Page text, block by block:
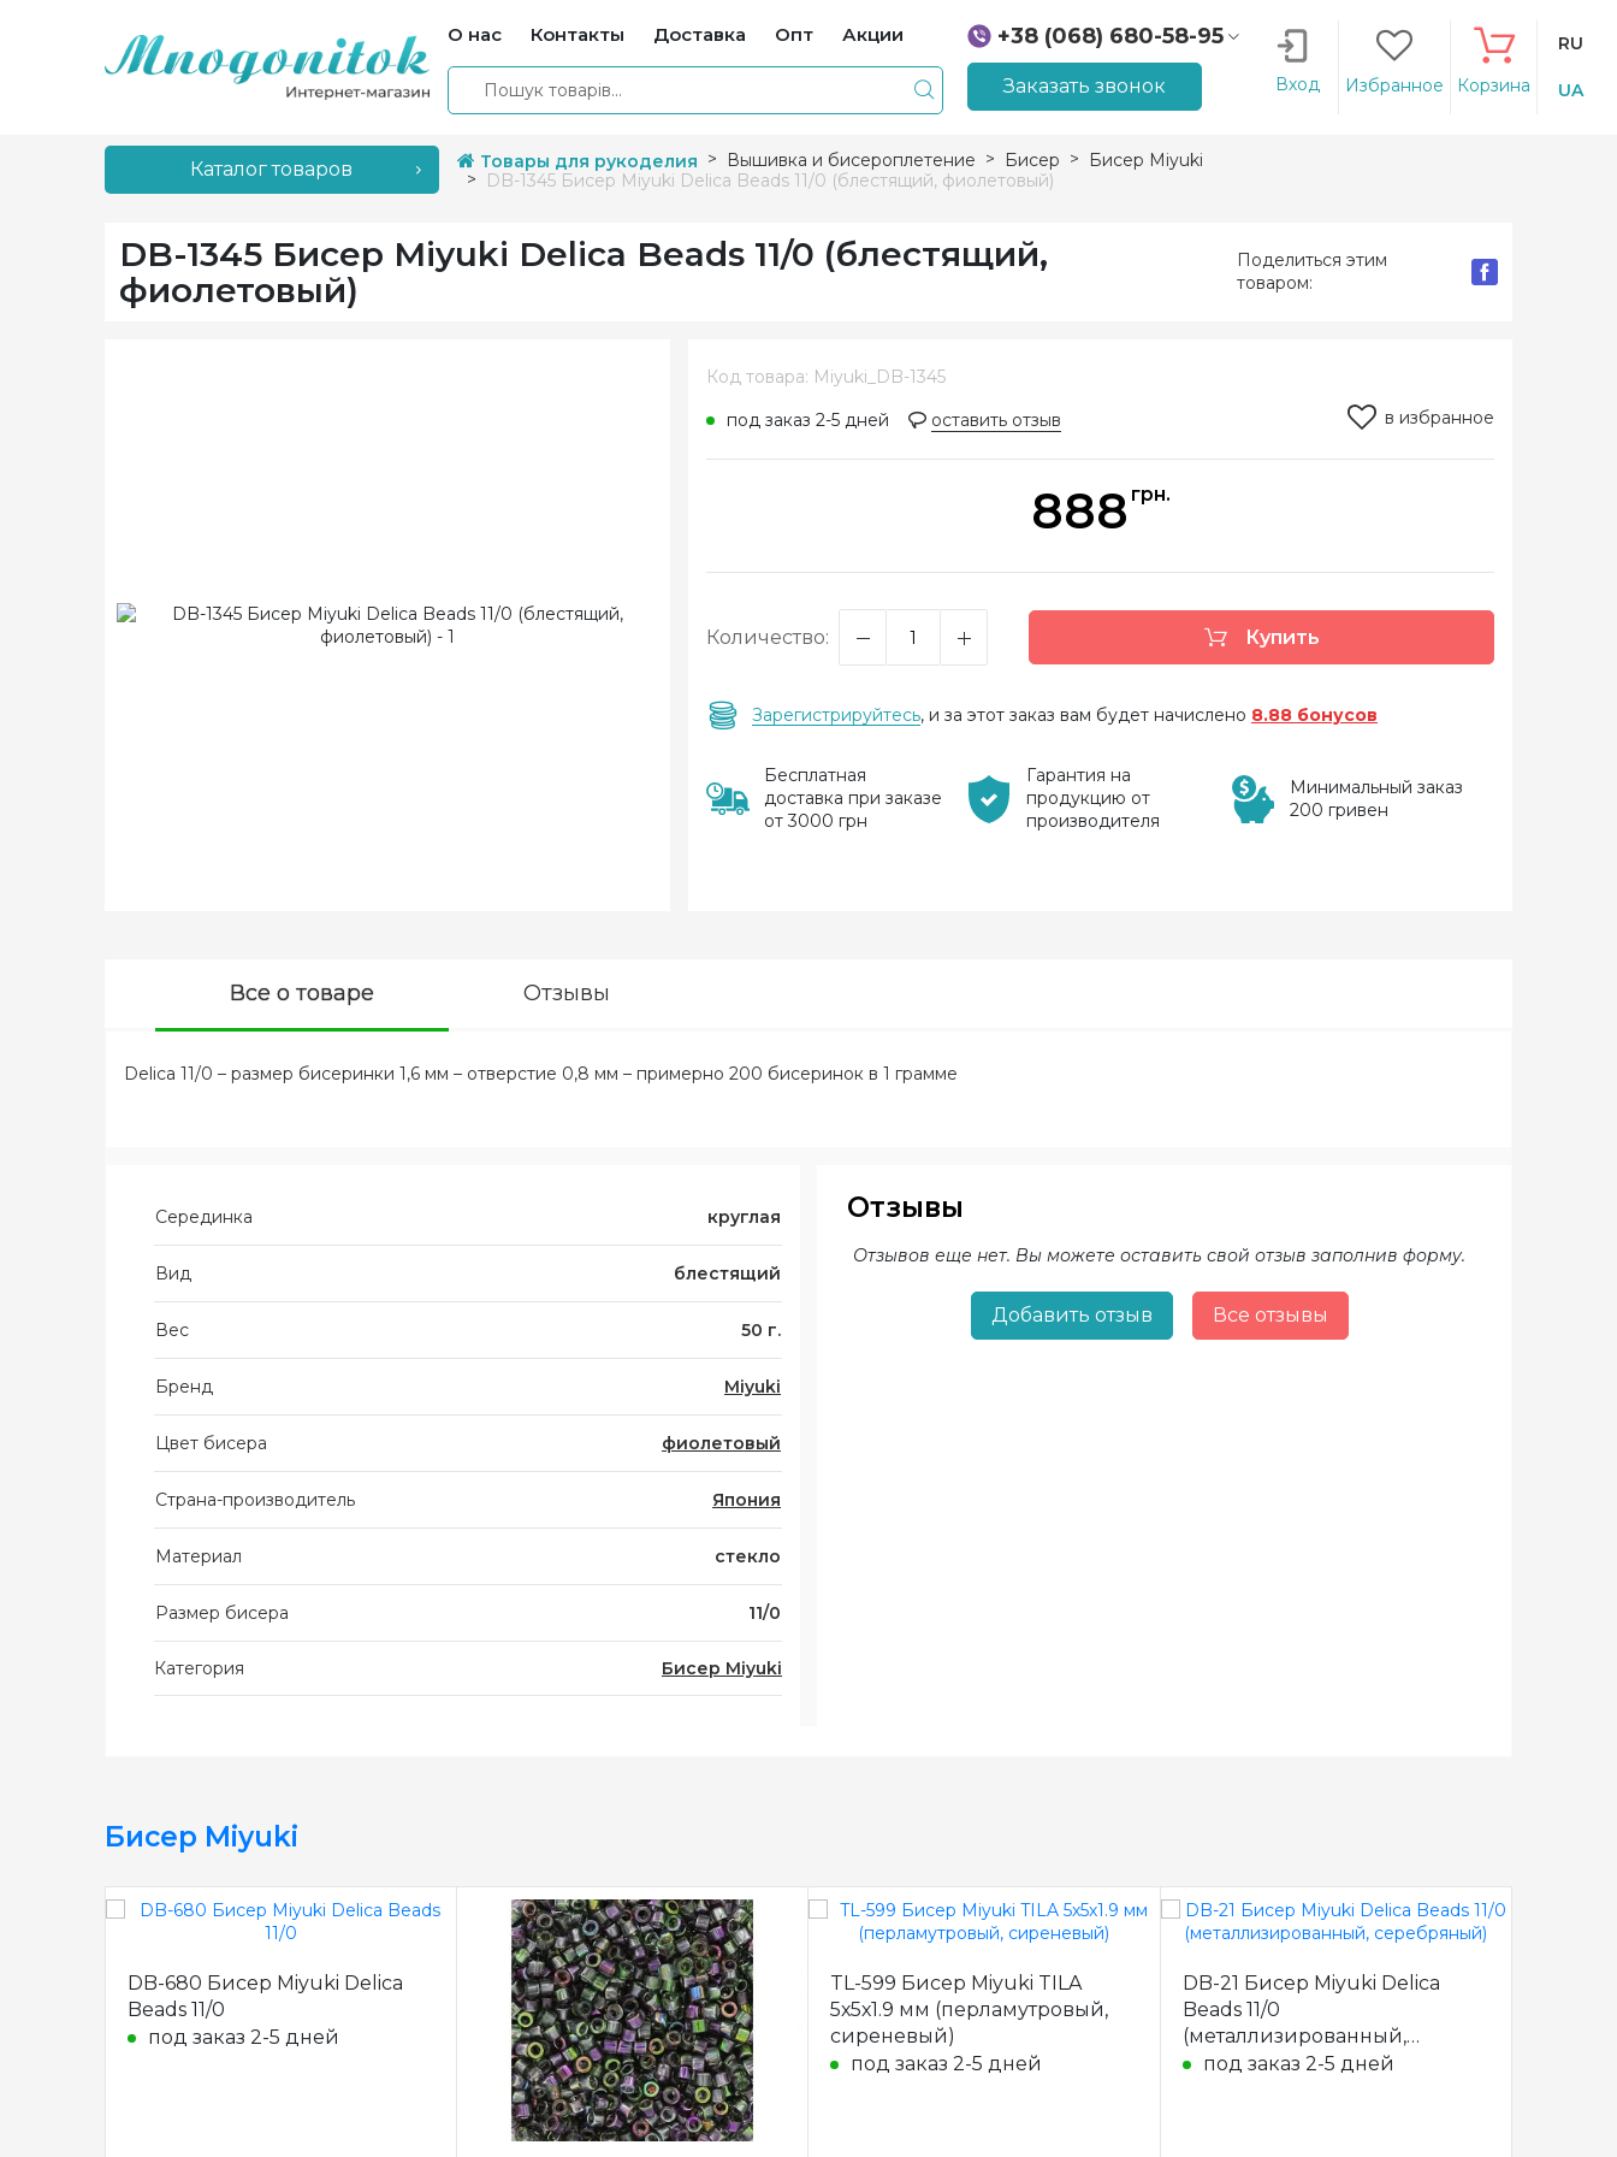
О нас Контакты Доставка Опт Акции
+38 (068) 680-58-95
+38 (066) 207-14-90
Заказать звонок Вход Избранное Корзина
RU
UA
Каталог товаров Товары для рукоделия Вышивка и бисероплетение Бисер
Бисер Miyuki
DB-1345 Бисер Miyuki Delica Beads 11/0 (блестящий, фиолетовый)
DB-1345 Бисер Miyuki Delica Beads 11/0 (блестящий,
фиолетовый)
Поделиться этим
товаром:
Код товара: Miyuki_DB-1345
под заказ 2-5 дней
оставить отзыв в избранное
888 грн.
Количество: Купить
Зарегистрируйтесь, и за этот заказ вам будет начислено 8.88 бонусов
Бесплатная
доставка при заказе
от 3000 грн
Гарантия на
продукцию от
производителя
Минимальный заказ
200 гривен
Все о товаре Отзывы
Delica 11/0 – размер бисеринки 1,6 мм – отверстие 0,8 мм – примерно 200 бисеринок в 1 грамме
Серединка круглая
Вид блестящий
Вес 50 г.
Бренд Miyuki
Цвет бисера фиолетовый
Страна-производитель Япония
Материал стекло
Размер бисера 11/0
Категория Бисер Miyuki
Отзывы
Отзывов еще нет. Вы можете оставить свой отзыв заполнив форму.
Добавить отзыв Все отзывы
Бисер Miyuki
DB-680 Бисер Miyuki Delica
Beads 11/0
под заказ 2-5 дней
TL-599 Бисер Miyuki TILA
5х5х1.9 мм (перламутровый,
сиреневый)
под заказ 2-5 дней
DB-21 Бисер Miyuki Delica
Beads 11/0
(металлизированный,
серебряный)
под заказ 2-5 дней